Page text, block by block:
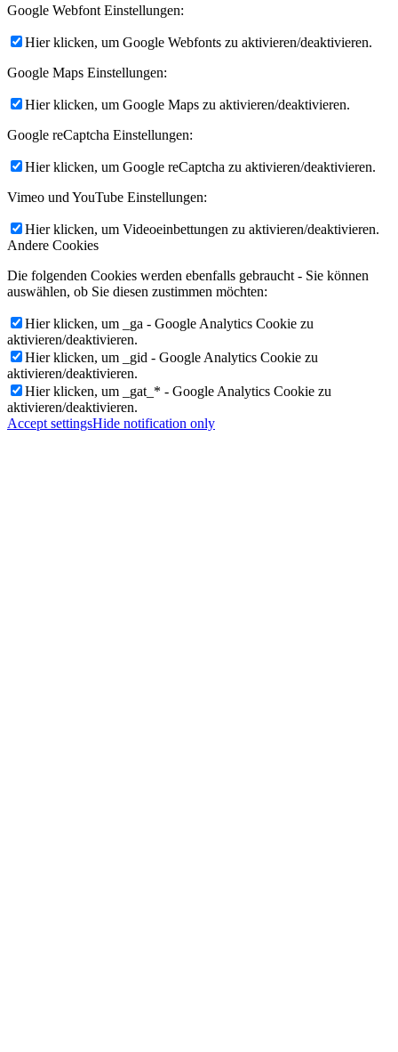
Google Webfont Einstellungen:
Hier klicken, um Google Webfonts zu aktivieren/deaktivieren.
Google Maps Einstellungen:
Hier klicken, um Google Maps zu aktivieren/deaktivieren.
Google reCaptcha Einstellungen:
Hier klicken, um Google reCaptcha zu aktivieren/deaktivieren.
Vimeo und YouTube Einstellungen:
Hier klicken, um Videoeinbettungen zu aktivieren/deaktivieren.
Andere Cookies
Die folgenden Cookies werden ebenfalls gebraucht - Sie können
auswählen, ob Sie diesen zustimmen möchten:
Hier klicken, um _ga - Google Analytics Cookie zu
aktivieren/deaktivieren.
Hier klicken, um _gid - Google Analytics Cookie zu
aktivieren/deaktivieren.
Hier klicken, um _gat_* - Google Analytics Cookie zu
aktivieren/deaktivieren.
Accept settingsHide notification only